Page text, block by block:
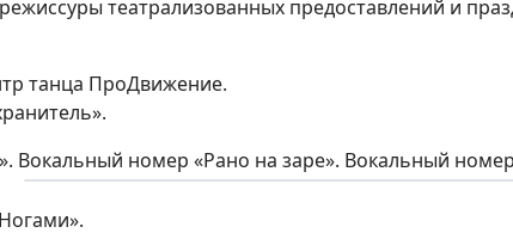
театрализованных предоставлений и
танца ПроДвижение.
Вокальный номер «Рано на заре». Вокальный